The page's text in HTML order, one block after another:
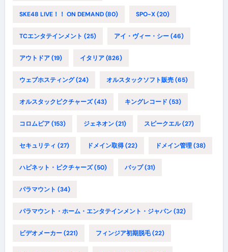
SKE48 LIVE！！ ON DEMAND(80) SPO-X(20)
TCエンタテインメント (25) アイ・ヴィー・シー(46)
アウトドア(19) イタリア(826)
ウェブホスティング(24) オルスタックソフト販売(65)
オルスタックピクチャーズ(43) キングレコード (53)
コロムビア(153) ジェネオン(21) スピークエル(27)
セキュリティ (27) ドメイン取得(22) ドメイン管理(38)
ハピネット・ピクチャーズ(50) バップ(31)
パラマウント (34)
パラマウント・ホーム・エンタテインメント・ジャパン(32)
ビデオメーカー(221) フィンジア初期脱毛(22)